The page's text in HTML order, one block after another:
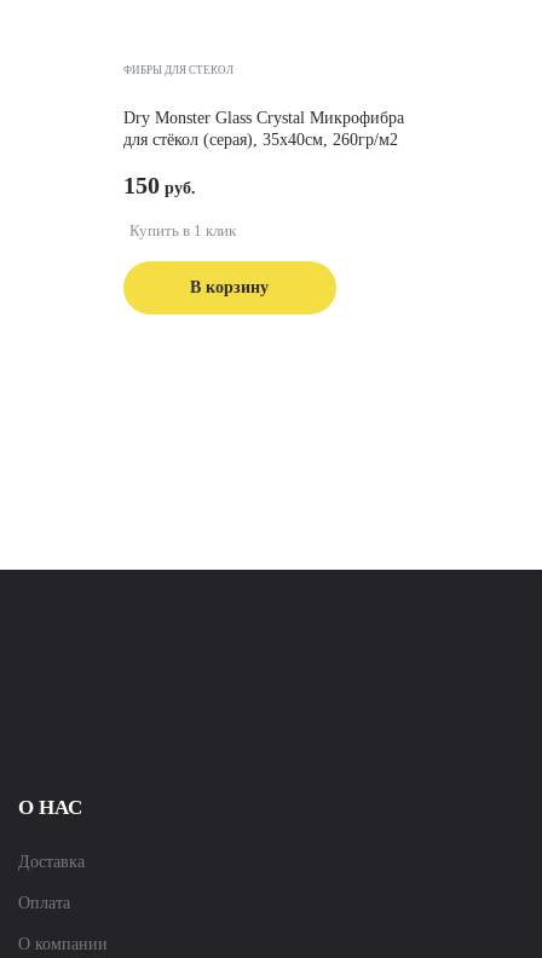
ФИБРЫ ДЛЯ СТЁКОЛ
Dry Monster Glass Crystal Микрофибра
для стёкол (серая), 35x40см, 260гр/м2
150
В корзину
Купить в 1 клик
О НАС
Доставка
Оплата
О компании